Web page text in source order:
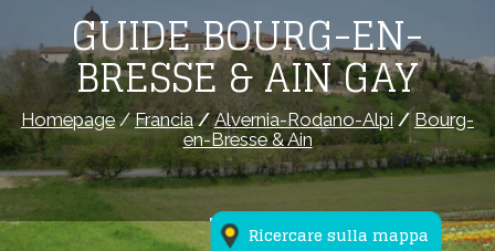
Ricercare sulla mappa
GUIDE BOURG-EN-
BRESSE & AIN GAY
Homepage/Francia/Alvernia-Rodano-Alpi / Bourg-
en-Bresse & Ain